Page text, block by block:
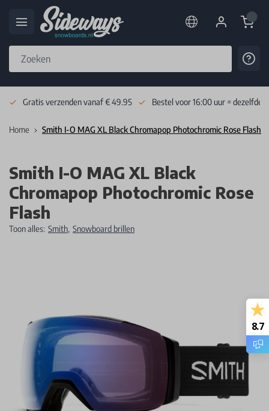
Cart
Gratis verzenden vanaf € 49.95 Bestel voor 16:00 uur = dezelfde
Home Smith I-O MAG XL Black Chromapop Photochromic Rose Flash
Smith I-O MAG XL Black
Chromapop Photochromic Rose
Flash
Toon alles: Smith, Snowboard brillen
8.7